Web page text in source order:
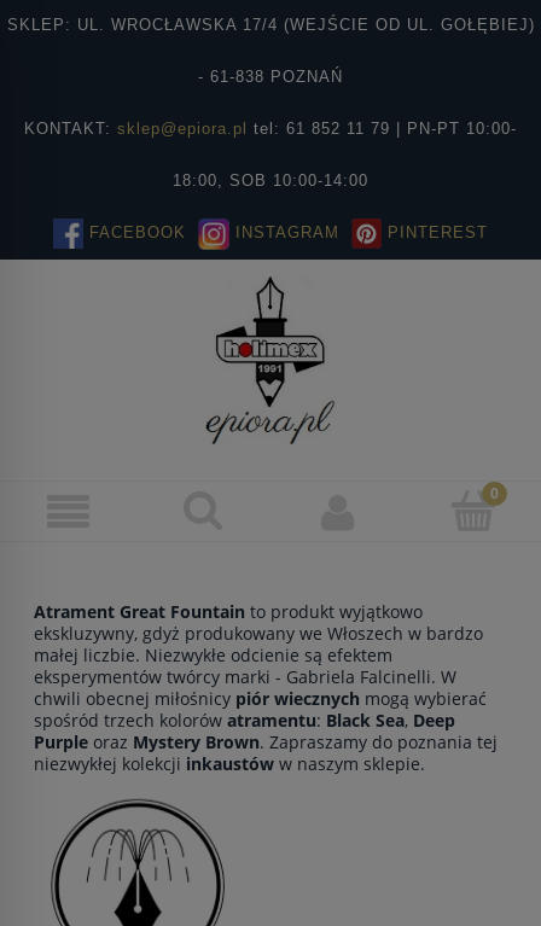
SKLEP: UL. WROCŁAWSKA 17/4 (WEJŚCIE OD UL. GOŁĘBIEJ)
- 61-838 POZNAŃ
KONTAKT: sklep@epiora.pl tel: 61 852 11 79 | PN-PT 10:00-
18:00, SOB 10:00-14:00
FACEBOOK INSTAGRAM PINTEREST
Atrament Great Fountain to produkt wyjątkowo
ekskluzywny, gdyż produkowany we Włoszech w bardzo
małej liczbie. Niezwykłe odcienie są efektem
eksperymentów twórcy marki - Gabriela Falcinelli. W
chwili obecnej miłośnicy piór wiecznych mogą wybierać
spośród trzech kolorów atramentu: Black Sea, Deep
Purple oraz Mystery Brown. Zapraszamy do poznania tej
niezwykłej kolekcji inkaustów w naszym sklepie.